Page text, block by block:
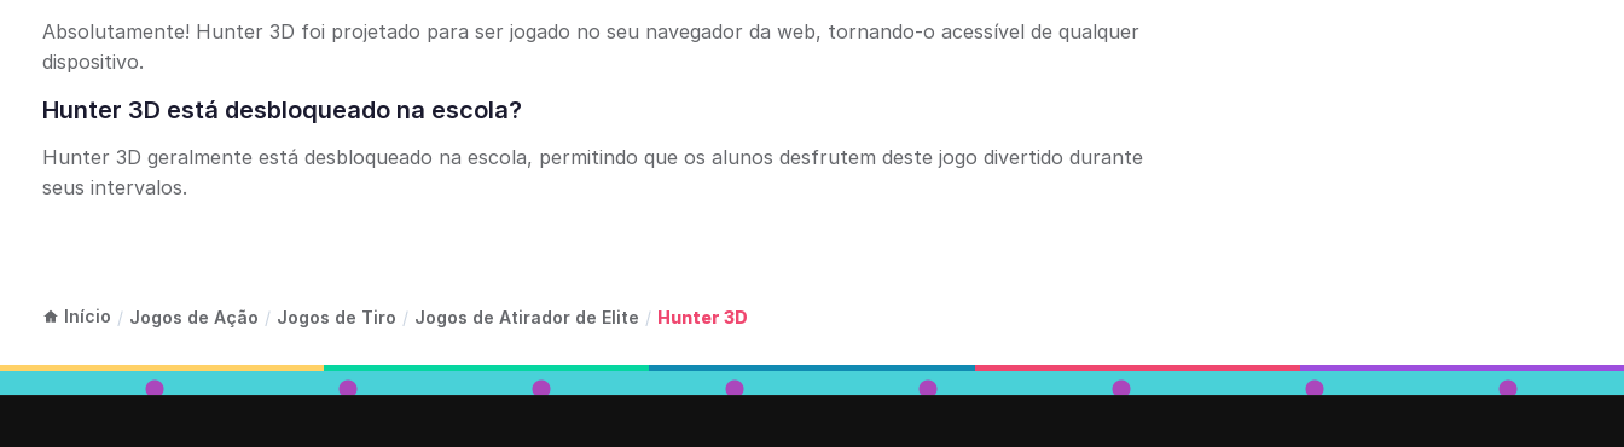
Absolutamente! Hunter 3D foi projetado para ser jogado no seu navegador da web, tornando-o acessível de qualquer
dispositivo.
Hunter 3D está desbloqueado na escola?
Hunter 3D geralmente está desbloqueado na escola, permitindo que os alunos desfrutem deste jogo divertido durante
seus intervalos.
Início / Jogos de Ação / Jogos de Tiro / Jogos de Atirador de Elite / Hunter 3D